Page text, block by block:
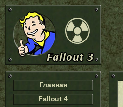
Главная
Fallout 4